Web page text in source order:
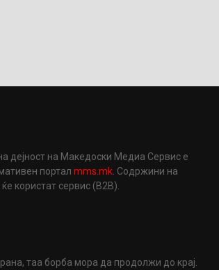
дејност на Македоски Медиа Сервис е
порталmms.mk . Содржини на
користат сервис (B2B).
таа борба мора да продолжи до крај.